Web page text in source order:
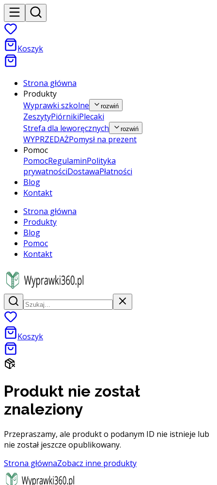
Koszyk
Strona główna
Produkty
Wyprawki szkolne
rozwiń
ZeszytyPiórnikiPlecaki
Strefa dla leworęcznych
rozwiń
WYPRZEDAŻPomysł na prezent
Pomoc
PomocRegulaminPolityka
prywatnościDostawaPłatności
Blog
Kontakt
Strona główna
Produkty
Blog
Pomoc
Kontakt
Koszyk
Produkt nie został
znaleziony
Przepraszamy, ale produkt o podanym ID nie istnieje lub
nie został jeszcze opublikowany.
Strona głównaZobacz inne produkty